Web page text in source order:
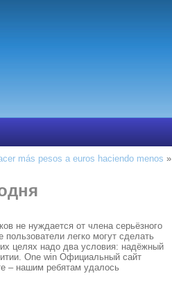
más pesos a euros haciendo menos »
не нуждается от члена серьёзного
легко могут сделать
целях надо два условия: надёжный
One win Официальный сайт
– нашим ребятам удалось